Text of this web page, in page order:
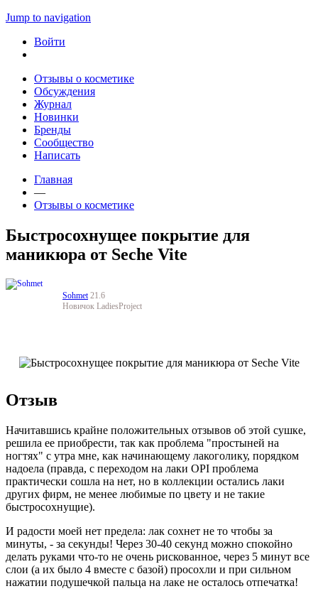
Jump to navigation
Войти
Отзывы о косметике
Обсуждения
Журнал
Новинки
Бренды
Сообщество
Написать
Главная
—
Отзывы о косметике
Быстросохнущее покрытие для
маникюра от Seche Vite
Sohmet 21.6
Новичок LadiesProject
Отзыв
Начитавшись крайне положительных отзывов об этой сушке,
решила ее приобрести, так как проблема "простыней на
ногтях" с утра мне, как начинающему лакоголику, порядком
надоела (правда, с переходом на лаки OPI проблема
практически сошла на нет, но в коллекции остались лаки
других фирм, не менее любимые по цвету и не такие
быстросохнущие).
И радости моей нет предела: лак сохнет не то чтобы за
минуты, - за секунды! Через 30-40 секунд можно спокойно
делать руками что-то не очень рискованное, через 5 минут все
слои (а их было 4 вместе с базой) просохли и при сильном
нажатии подушечкой пальца на лаке не осталось отпечатка!